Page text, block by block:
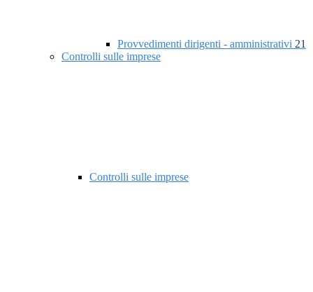
Provvedimenti dirigenti - amministrativi 21
Controlli sulle imprese
Controlli sulle imprese